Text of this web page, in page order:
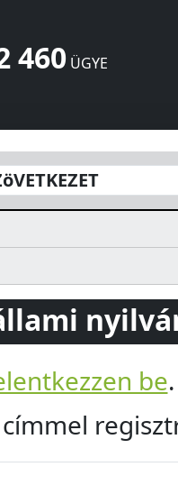
460ÜGYE
35Budapest1165HU
be.